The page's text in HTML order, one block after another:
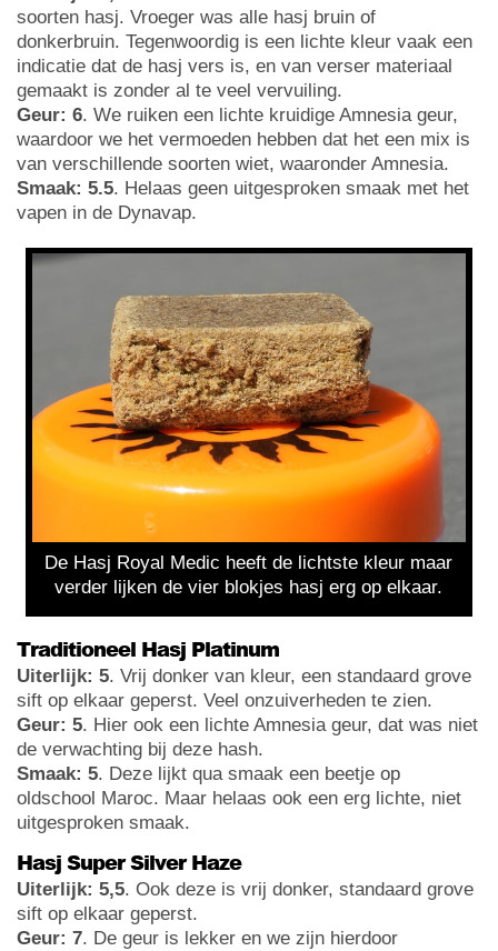
soorten hasj. Vroeger was alle hasj bruin of
donkerbruin. Tegenwoordig is een lichte kleur vaak een
indicatie dat de hasj vers is, en van verser materiaal
gemaakt is zonder al te veel vervuiling.
Geur: 6. We ruiken een lichte kruidige Amnesia geur,
waardoor we het vermoeden hebben dat het een mix is
van verschillende soorten wiet, waaronder Amnesia.
Smaak: 5.5. Helaas geen uitgesproken smaak met het
vapen in de Dynavap.
De Hasj Royal Medic heeft de lichtste kleur maar
verder lijken de vier blokjes hasj erg op elkaar.
Traditioneel Hasj Platinum
Uiterlijk: 5. Vrij donker van kleur, een standaard grove
sift op elkaar geperst. Veel onzuiverheden te zien.
Geur: 5. Hier ook een lichte Amnesia geur, dat was niet
de verwachting bij deze hash.
Smaak: 5. Deze lijkt qua smaak een beetje op
oldschool Maroc. Maar helaas ook een erg lichte, niet
uitgesproken smaak.
Hasj Super Silver Haze
Uiterlijk: 5,5. Ook deze is vrij donker, standaard grove
sift op elkaar geperst.
Geur: 7. De geur is lekker en we zijn hierdoor